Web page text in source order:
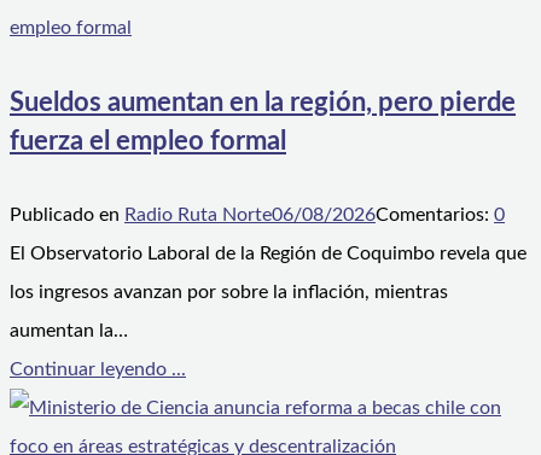
Sueldos aumentan en la región, pero pierde
fuerza el empleo formal
Publicado en Radio Ruta Norte06/08/2026Comentarios: 0
El Observatorio Laboral de la Región de Coquimbo revela que
los ingresos avanzan por sobre la inflación, mientras
aumentan la…
Continuar leyendo ...